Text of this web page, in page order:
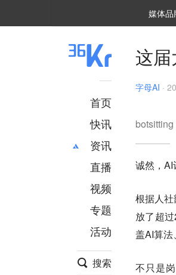
媒体品
首页
快讯
资讯
推荐
财经
项目推荐
安徽
直播
视频
专题
活动
搜索
这
字母AI ·
诚然，AI
根据人
放了超
盖AI算法
不只是